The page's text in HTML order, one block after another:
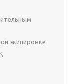
экипировке